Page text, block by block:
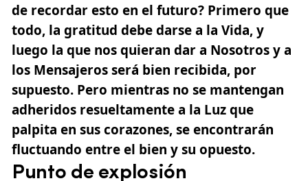
de recordar esto en el futuro? Primero que
todo, la gratitud debe darse a la Vida, y
luego la que nos quieran dar a Nosotros y a
los Mensajeros será bien recibida, por
supuesto. Pero mientras no se mantengan
adheridos resueltamente a la Luz que
palpita en sus corazones, se encontrarán
fluctuando entre el bien y su opuesto.
Punto de explosión